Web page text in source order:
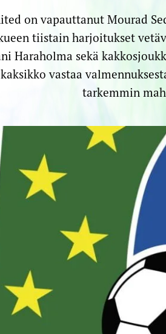
on vapauttanut Mourad
tiistain harjoitukset
Haraholma sekä
vastaa
tarkemmin